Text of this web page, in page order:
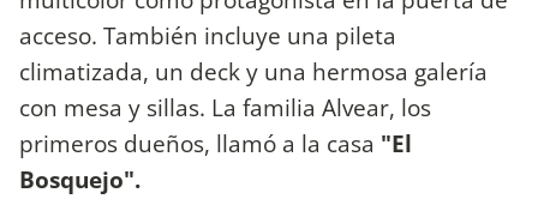
acceso. También incluye una pileta
climatizada, un deck y una hermosa galería
con mesa y sillas. La familia Alvear, los
primeros dueños, llamó a la casa "El
Bosquejo".